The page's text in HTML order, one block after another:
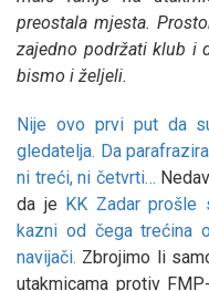
preostala mjesta.
zajedno podržati klub i
bismo i željeli.
Nije ovo prvi put da
gledatelja. Da
ni treći, ni četvrti…
da je KK Zadar prošle
kazni od čega trećina
navijači. Zbrojimo li
utakmicama protiv